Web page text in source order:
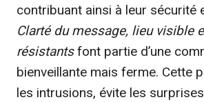
contribuant ainsi à leur sécurité
Clarté du message, lieu visible
résistantsfont partie d’une
bienveillante mais ferme. Cette
les intrusions, évite les